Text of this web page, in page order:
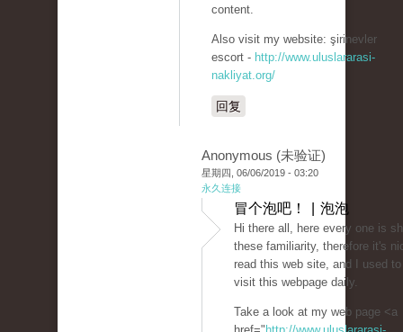
content.
Also visit my website: şirinevler
escort - http://www.uluslararasi-
nakliyat.org/
回复
Anonymous (未验证)
星期四, 06/06/2019 - 03:20
永久连接
冒个泡吧！ | 泡泡
Hi there all, here every one is
these familiarity, therefore it's
read this web site, and I used
visit this webpage daily.
Take a look at my web page <a